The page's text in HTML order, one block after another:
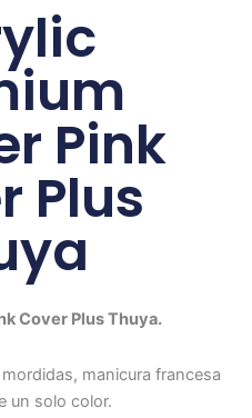
Pink
Plus
Cover Plus Thuya.
manicura francesa
un solo color.